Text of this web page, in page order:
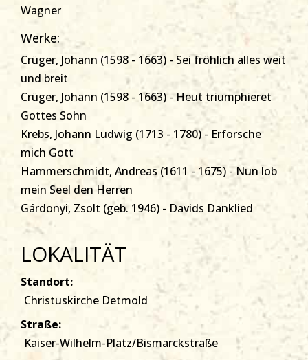
Wagner
Werke:
Crüger, Johann (1598 - 1663) - Sei fröhlich alles weit
und breit
Crüger, Johann (1598 - 1663) - Heut triumphieret
Gottes Sohn
Krebs, Johann Ludwig (1713 - 1780) - Erforsche
mich Gott
Hammerschmidt, Andreas (1611 - 1675) - Nun lob
mein Seel den Herren
Gárdonyi, Zsolt (geb. 1946) - Davids Danklied
LOKALITÄT
Standort:
Christuskirche Detmold
Straße:
Kaiser-Wilhelm-Platz/Bismarckstraße